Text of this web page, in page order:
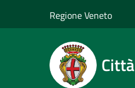
Regione Veneto